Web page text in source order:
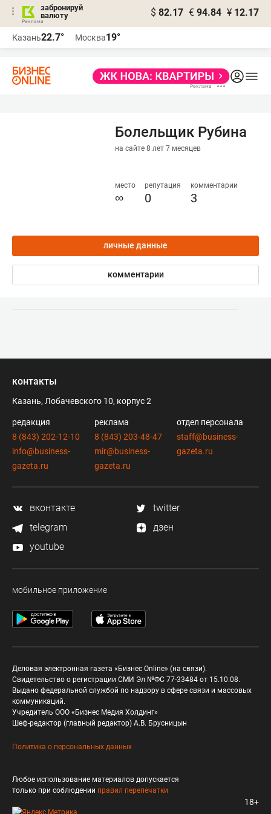
забронируй
валюту
$ 82.17 € 94.84 ¥ 12.17
Казань22.7° Москва19°
Болельщик Рубина
на сайте 8 лет 7 месяцев
место
∞
репутация
0
комментарии
3
личные данные
комментарии
контакты
Казань, Лобачевского 10, корпус 2
редакция
8 (843) 202-12-10
info@business-
gazeta.ru
реклама
8 (843) 203-48-47
mir@business-
gazeta.ru
отдел персонала
staff@business-
gazeta.ru
вконтакте
twitter
telegram
дзен
youtube
мобильное приложение
Деловая электронная газета «Бизнес Online» (на связи).
Свидетельство о регистрации СМИ Эл №ФС 77-33484 от 15.10.08.
Выдано федеральной службой по надзору в сфере связи и массовых
коммуникаций.
Учредитель ООО «Бизнес Медия Холдинг»
Шеф-редактор (главный редактор) А.В. Брусницын
Политика о персональных данных
Любое использование материалов допускается
только при соблюдении правил перепечатки
18+